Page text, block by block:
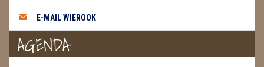
E-MAIL WIEROOK
AGENDA